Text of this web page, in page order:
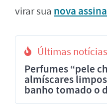
virar sua nova
Últimas notícias
Perfumes “pele
almíscares
banho tomado o